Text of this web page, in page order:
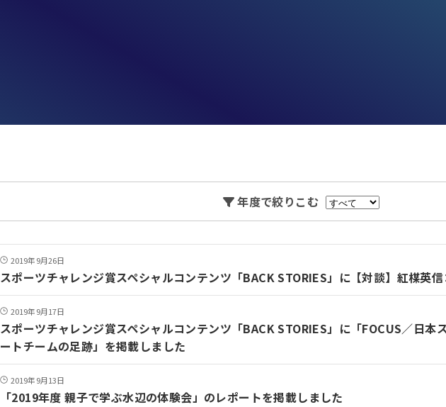
年度で絞りこむ
2019年9月26日
スポーツチャレンジ賞スペシャルコンテンツ「BACK STORIES」に【対談】紅楳英
2019年9月17日
スポーツチャレンジ賞スペシャルコンテンツ「BACK STORIES」に「FOCUS／日本
ートチームの足跡」を掲載しました
2019年9月13日
「2019年度 親子で学ぶ水辺の体験会」のレポートを掲載しました